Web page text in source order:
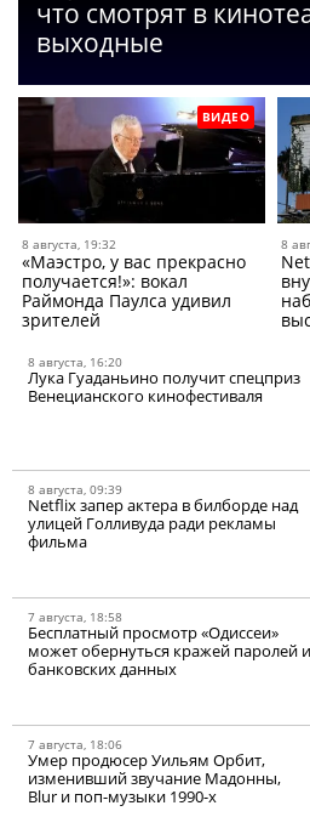
что смотрят в
выходные
ВИДЕО
8 августа, 19:32
«Маэстро, у вас прекрасно
получается!»: вокал
Раймонда Паулса удивил
зрителей
8
8 августа, 16:20
Лука Гуаданьино получит спецприз
Венецианского кинофестиваля
8 августа, 09:39
Netflix запер актера в билборде над
улицей Голливуда ради рекламы
фильма
7 августа, 18:58
Бесплатный просмотр «Одиссеи»
может обернуться кражей паролей и
банковских данных
7 августа, 18:06
Умер продюсер Уильям Орбит,
изменивший звучание Мадонны,
Blur и поп-музыки 1990-х